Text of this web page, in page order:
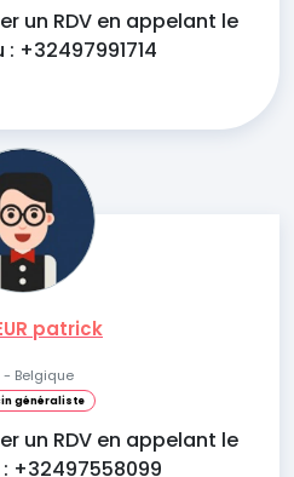
un RDV en appelant le
+32497991714
patrick
- Belgique
généraliste
un RDV en appelant le
+32497558099